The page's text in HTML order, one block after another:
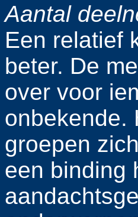
Aantal
Een relatief
beter. De
over voor
onbekende.
groepen
een binding